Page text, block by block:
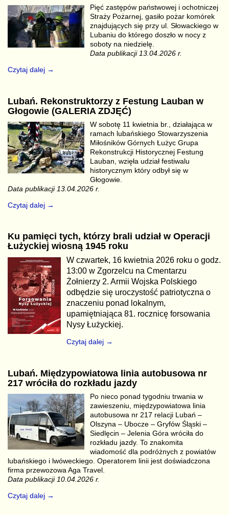
Pięć zastępów państwowej i ochotniczej
Straży Pożarnej, gasiło pożar komórek
znajdujących się przy ul. Słowackiego w
Lubaniu do którego doszło w nocy z
soboty na niedzielę.
Data publikacji 13.04.2026 r.
Czytaj dalej →
Lubań. Rekonstruktorzy z Festung Lauban w
Głogowie (GALERIA ZDJĘĆ)
W sobotę 11 kwietnia br., działająca w
ramach lubańskiego Stowarzyszenia
Miłośników Górnych Łużyc Grupa
Rekonstrukcji Historycznej Festung
Lauban, wzięła udział festiwalu
historycznym który odbył się w
Głogowie.
Data publikacji 13.04.2026 r.
Czytaj dalej →
Ku pamięci tych, którzy brali udział w Operacji
Łużyckiej wiosną 1945 roku
W czwartek, 16 kwietnia 2026 roku o godz.
13:00 w Zgorzelcu na Cmentarzu
Żołnierzy 2. Armii Wojska Polskiego
odbędzie się uroczystość patriotyczna o
znaczeniu ponad lokalnym,
upamiętniająca 81. rocznicę forsowania
Nysy Łużyckiej.
Czytaj dalej →
Lubań. Międzypowiatowa linia autobusowa nr
217 wróciła do rozkładu jazdy
Po nieco ponad tygodniu trwania w
zawieszeniu, międzypowiatowa linia
autobusowa nr 217 relacji Lubań –
Olszyna – Ubocze – Gryfów Śląski –
Siedlęcin – Jelenia Góra wróciła do
rozkładu jazdy. To znakomita
wiadomość dla podróżnych z powiatów
lubańskiego i lwóweckiego. Operatorem linii jest doświadczona
firma przewozowa Aga Travel.
Data publikacji 10.04.2026 r.
Czytaj dalej →